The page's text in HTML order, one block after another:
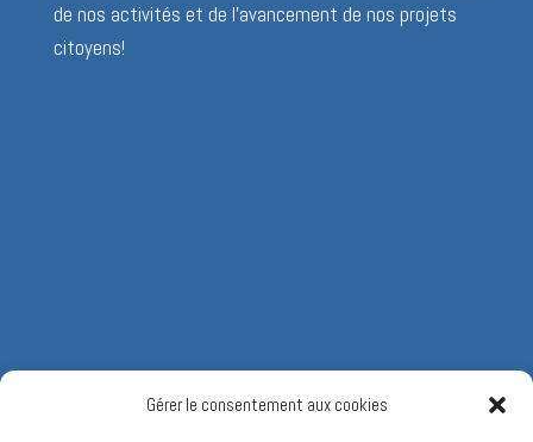
Gérer le consentement aux cookies
de nos activités et de l’avancement de nos projets
citoyens!